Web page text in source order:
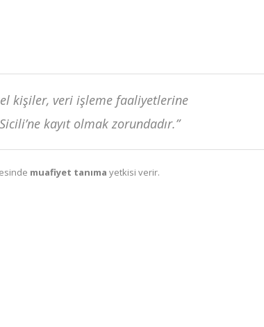
kişiler, veri işleme faaliyetlerine
kayıt olmak zorundadır.”
muafiyet tanıma yetkisi verir.